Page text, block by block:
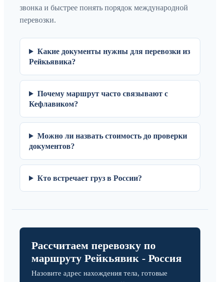
звонка и быстрее понять порядок международной
перевозки.
Какие документы нужны для перевозки из
Рейкьявика?
Почему маршрут часто связывают с
Кефлавиком?
Можно ли назвать стоимость до проверки
документов?
Кто встречает груз в России?
Рассчитаем перевозку по
маршруту Рейкьявик - Россия
Назовите адрес нахождения тела, готовые